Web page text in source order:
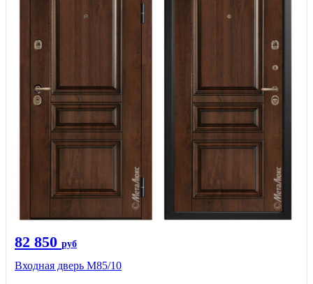
82 850 руб
Входная дверь M85/10